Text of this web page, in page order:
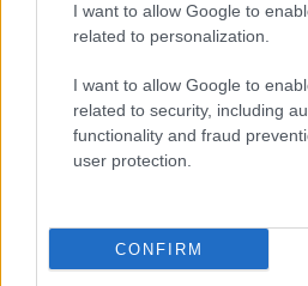
I want to allow Google to
related to personalization.
I want to allow Google to
related to security, including
functionality and fraud
user protection.
CONFIRM